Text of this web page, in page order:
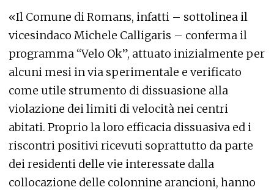
«Il Comune di Romans, infatti – sottolinea il
vicesindaco Michele Calligaris – conferma il
programma “Velo Ok”, attuato inizialmente per
alcuni mesi in via sperimentale e verificato
come utile strumento di dissuasione alla
violazione dei limiti di velocità nei centri
abitati. Proprio la loro efficacia dissuasiva ed i
riscontri positivi ricevuti soprattutto da parte
dei residenti delle vie interessate dalla
collocazione delle colonnine arancioni, hanno